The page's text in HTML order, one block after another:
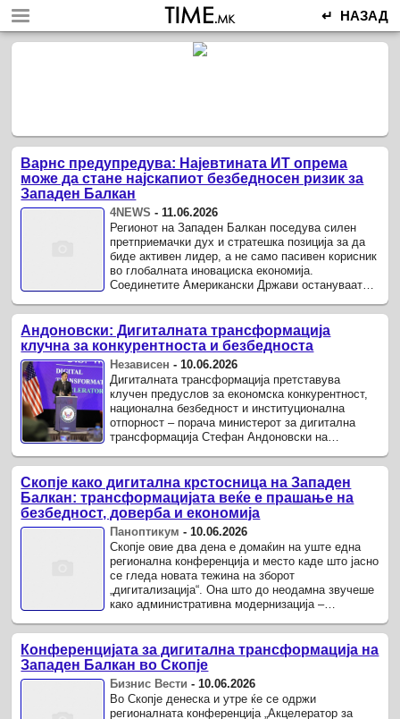
↵ НАЗАД
Варнс предупредува: Најевтината ИТ опрема
може да стане најскапиот безбедносен ризик за
Западен Балкан
4NEWS - 11.06.2026
Регионот на Западен Балкан поседува силен
претприемачки дух и стратешка позиција за да
биде активен лидер, а не само пасивен корисник
во глобалната иновациска економија.
Соединетите Американски Држави остануваат
Андоновски: Дигиталната трансформација
клучна за конкурентноста и безбедноста
Независен - 10.06.2026
Дигиталната трансформација претставува
клучен предуслов за економска конкурентност,
национална безбедност и институционална
отпорност – порача министерот за дигитална
трансформација Стефан Андоновски на
...
Скопје како дигитална крстосница на Западен
Балкан: трансформацијата веќе е прашање на
безбедност, доверба и економија
Паноптикум -10.06.2026
Скопје овие два дена е домаќин на уште една
регионална конференција и место каде што јасно
се гледа новата тежина на зборот
„дигитализација“. Она што до неодамна звучеше
како административна модернизација –
Конференцијата за дигитална трансформација на
Западен Балкан во Скопје
Бизнис Вести -10.06.2026
Во Скопје денеска и утре ќе се одржи
регионалната конференција „Акцелератор за